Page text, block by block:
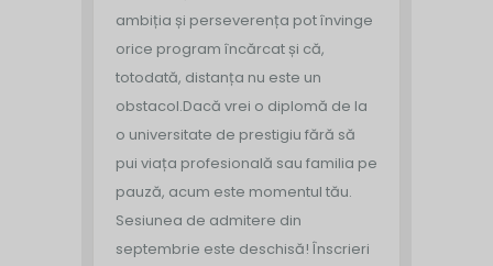
ambiția și perseverența pot învinge
orice program încărcat și că,
totodată, distanța nu este un
obstacol.Dacă vrei o diplomă de la
o universitate de prestigiu fără să
pui viața profesională sau familia pe
pauză, acum este momentul tău.
Sesiunea de admitere din
septembrie este deschisă! Înscrieri